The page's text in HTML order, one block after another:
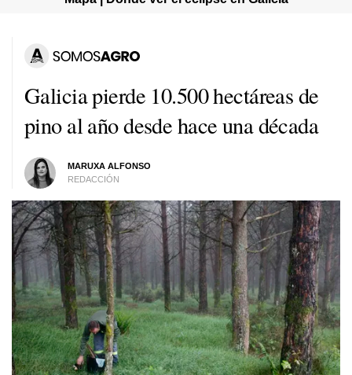
Galicia pierde 10.500 hectáreas de
pino al año desde hace una década
MARUXA ALFONSO
REDACCIÓN